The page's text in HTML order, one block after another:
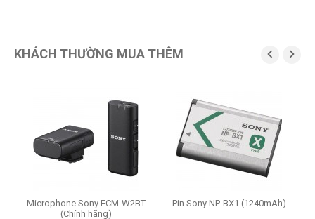
KHÁCH THƯỜNG MUA THÊM  
Microphone Sony ECM-W2BT
(Chính hãng)
Pin Sony NP-BX1 (1240mAh)